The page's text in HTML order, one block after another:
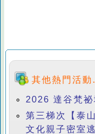
其他熱門活動
2026 達谷梵
第三梯次【泰
文化親子密室